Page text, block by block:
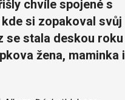
chvíle spojené s
si zopakoval svůj
se stala deskou roku
žena, maminka i